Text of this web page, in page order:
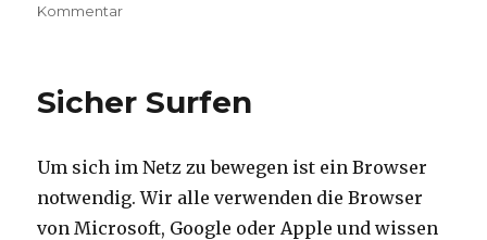
am
Kommentar
Sicher Surfen
Um sich im Netz zu bewegen ist ein Browser
notwendig. Wir alle verwenden die Browser
von Microsoft, Google oder Apple und wissen